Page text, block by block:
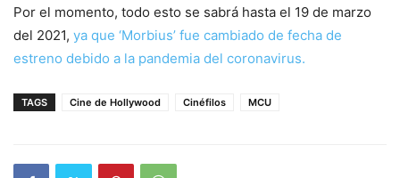
Por el momento, todo esto se sabrá hasta el 19 de marzo
del 2021, ya que ‘Morbius’ fue cambiado de fecha de
estreno debido a la pandemia del coronavirus.
TAGS Cine de Hollywood Cinéfilos MCU